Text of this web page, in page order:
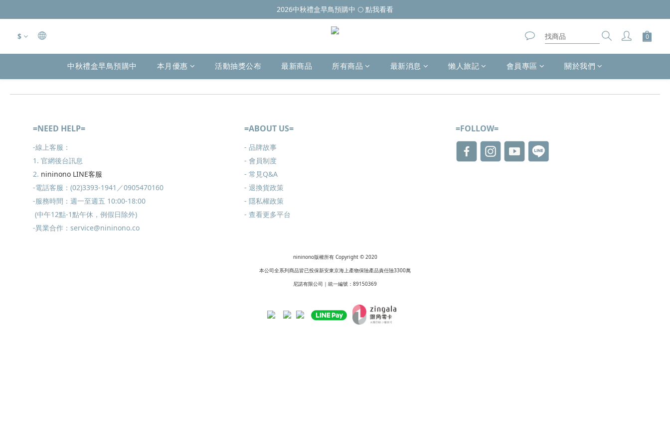
2026中秋禮盒早鳥預購中 🌕 點我看看
$
中秋禮盒早鳥預購中 本月優惠 活動抽獎公布 最新商品 所有商品 最新消息 懶人旅記 會員專區 關於我們
=NEED HELP=
-線上客服：
1. 官網後台訊息
2. nininono LINE客服
-電話客服：(02)3393-1941／0905470160
-服務時間：週一至週五 10:00-18:00
(中午12點-1點午休，例假日除外)
-異業合作：service@nininono.co
=ABOUT US=
- 品牌故事
- 會員制度
- 常見Q&A
- 退換貨政策
- 隱私權政策
- 查看更多平台
=FOLLOW=
nininono版權所有 Copyright © 2020
本公司全系列商品皆已投保新安東京海上產物保險產品責任險3300萬
尼諾有限公司｜統一編號：89150369